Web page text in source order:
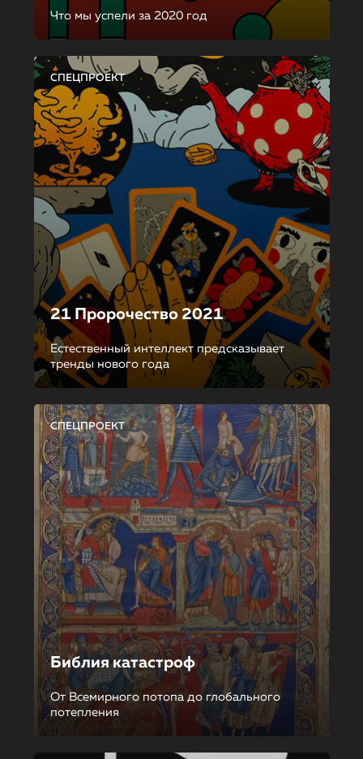
Что мы успели за 2020 год
СПЕЦПРОЕКТ
21 Пророчество 2021
Естественный интеллект предсказывает
тренды нового года
СПЕЦПРОЕКТ
Библия катастроф
От Всемирного потопа до глобального
потепления